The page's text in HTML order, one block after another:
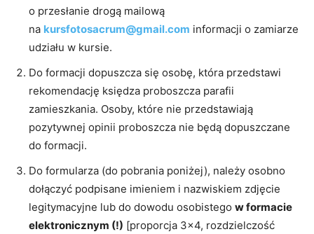
o przesłanie drogą mailową
na kursfotosacrum@gmail.com informacji o zamiarze
udziału w kursie.
Do formacji dopuszcza się osobę, która przedstawi
rekomendację księdza proboszcza parafii
zamieszkania. Osoby, które nie przedstawiają
pozytywnej opinii proboszcza nie będą dopuszczane
do formacji.
Do formularza (do pobrania poniżej), należy osobno
dołączyć podpisane imieniem i nazwiskiem zdjęcie
legitymacyjne lub do dowodu osobistego w formacie
elektronicznym (!) [proporcja 3×4, rozdzielczość